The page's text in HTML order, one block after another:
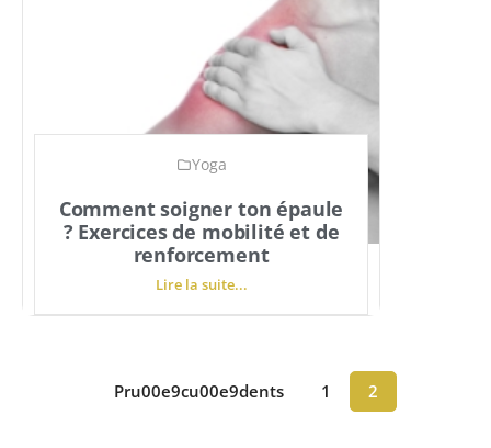
Yoga
Comment soigner ton épaule
? Exercices de mobilité et de
renforcement
Lire la suite...
Pru00e9cu00e9dents 1 2